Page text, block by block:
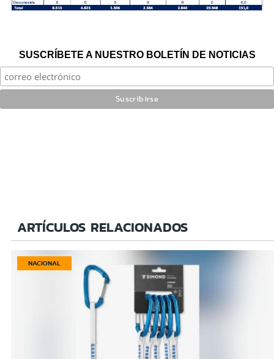
SUSCRÍBETE A NUESTRO BOLETÍN DE NOTICIAS
ARTÍCULOS RELACIONADOS
NACIONAL